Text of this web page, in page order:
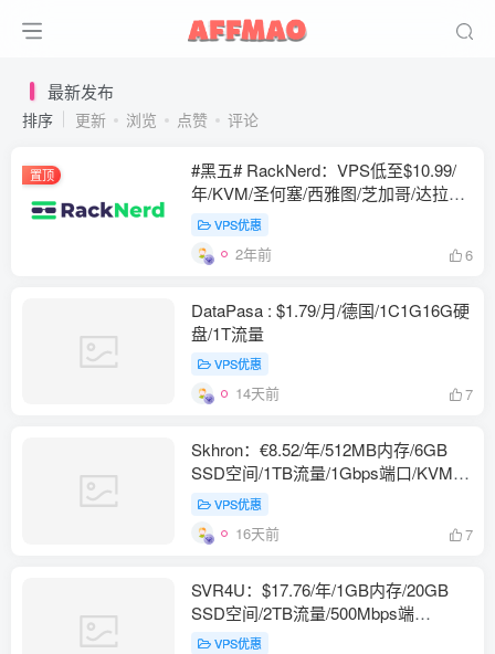
最新发布
排序 更新 浏览 点赞 评论
置顶
#黑五# RackNerd：VPS低至$10.99/
年/KVM/圣何塞/西雅图/芝加哥/达拉斯/
爱尔兰
VPS优惠
2年前 6
DataPasa : $1.79/月/德国/1C1G16G硬
盘/1T流量
VPS优惠
14天前 7
Skhron：€8.52/年/512MB内存/6GB
SSD空间/1TB流量/1Gbps端口/KVM/
瑞典，仅IPv6，可选IPv4
VPS优惠
16天前 7
SVR4U：$17.76/年/1GB内存/20GB
SSD空间/2TB流量/500Mbps端
口/KVM/马来西亚，国际线路
VPS优惠